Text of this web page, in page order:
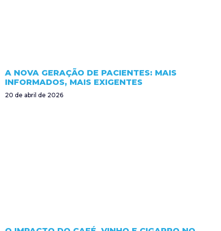
A NOVA GERAÇÃO DE PACIENTES: MAIS
INFORMADOS, MAIS EXIGENTES
20 de abril de 2026